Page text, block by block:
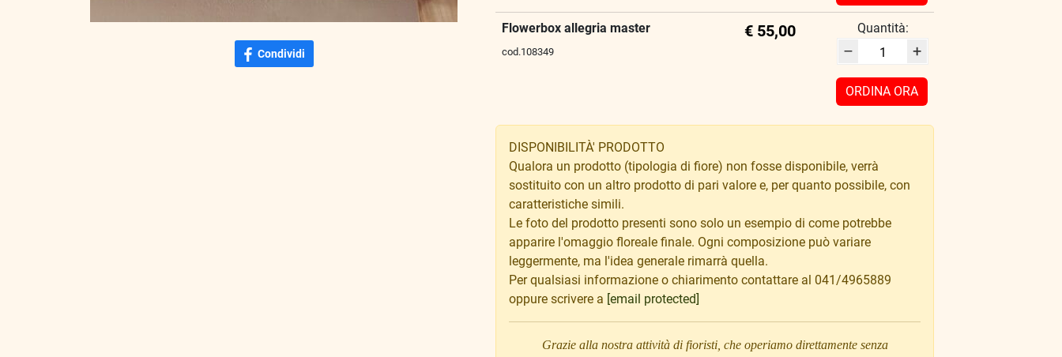
Condividi
Flowerbox allegria master
cod.108349
€ 55,00 Quantità:
– +
ORDINA ORA
DISPONIBILITÀ' PRODOTTO
Qualora un prodotto (tipologia di fiore) non fosse disponibile, verrà
sostituito con un altro prodotto di pari valore e, per quanto possibile, con
caratteristiche simili.
Le foto del prodotto presenti sono solo un esempio di come potrebbe
apparire l'omaggio floreale finale. Ogni composizione può variare
leggermente, ma l'idea generale rimarrà quella.
Per qualsiasi informazione o chiarimento contattare al 041/4965889
oppure scrivere a [email protected]
Grazie alla nostra attività di fioristi, che operiamo direttamente senza